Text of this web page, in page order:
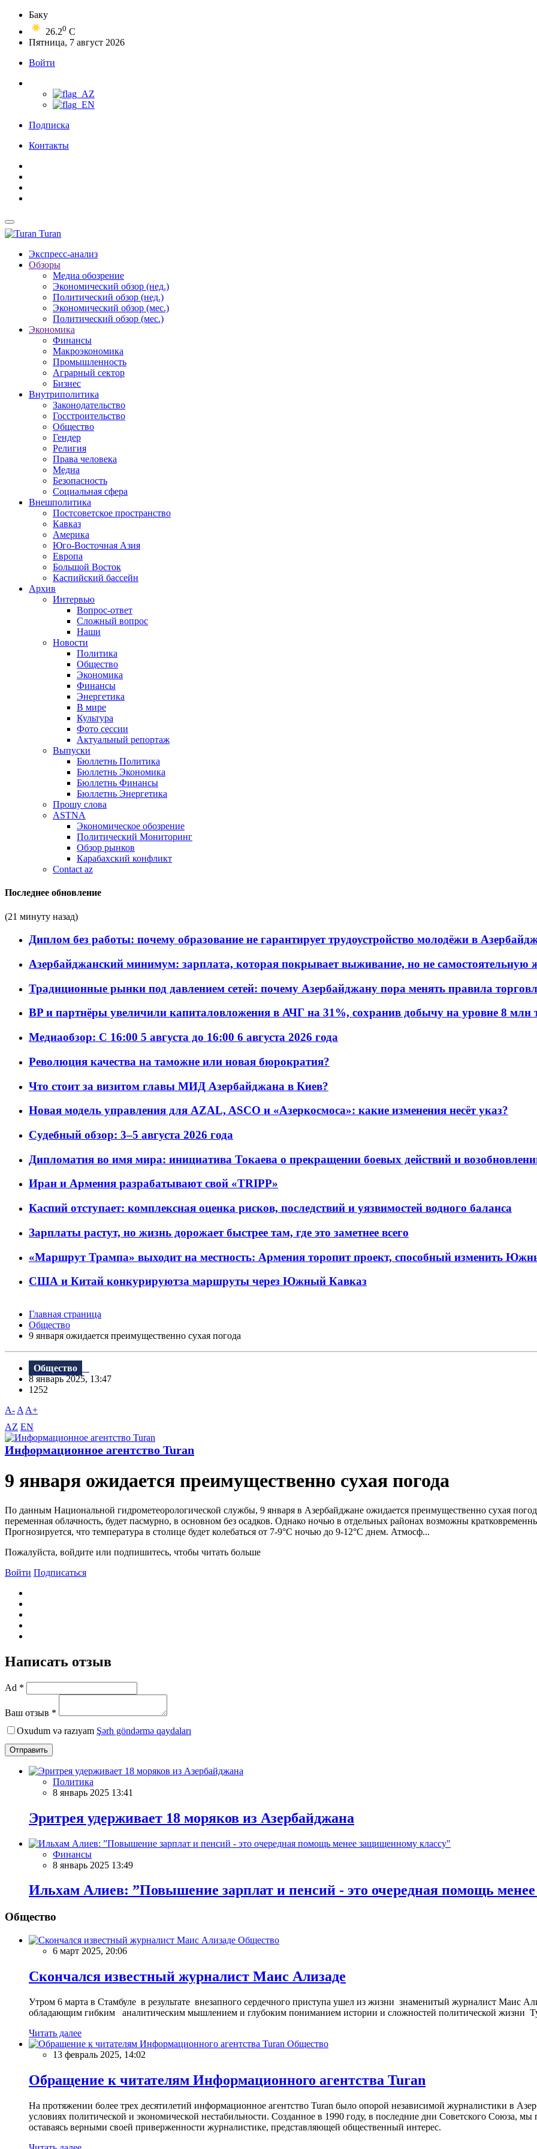
Баку
26.20 C
Пятница, 7 август 2026
Войти
Подписка
Контакты
Turan
Экспресс-анализ
Обзоры
Медиа обозрение
Экономический обзор (нед.)
Политический обзор (нед.)
Экономический обзор (мес.)
Политический обзор (мес.)
Экономика
Финансы
Макроэкономика
Промышленность
Аграрный сектор
Бизнес
Внутриполитика
Законодательство
Госстроительство
Общество
Гендер
Религия
Права человека
Медиа
Безопасность
Социальная сфера
Внешполитика
Постсоветское пространство
Кавказ
Америка
Юго-Восточная Азия
Европа
Большой Восток
Каспийский бассейн
Архив
Интервью
Вопрос-ответ
Сложный вопрос
Наши
Новости
Политика
Общество
Экономика
Финансы
Энергетика
В мире
Культура
Фото сессии
Актуальный репортаж
Выпуски
Бюллетнь Политика
Бюллетнь Экономика
Бюллетнь Финансы
Бюллетнь Энергетика
Прошу слова
ASTNA
Экономическое обозрение
Политический Мониторинг
Обзор рынков
Карабахский конфликт
Contact az
Последнее обновление
(21 минуту назад)
Диплом без работы: почему образование не гарантирует трудоустройство молодёжи в
Азербайджанский минимум: зарплата, которая покрывает выживание, но не самостоятельную
Традиционные рынки под давлением сетей: почему Азербайджану пора менять правила
BP и партнёры увеличили капиталовложения в АЧГ на 31%, сохранив добычу на уровне 8 млн
Медиаобзор: С 16:00 5 августа до 16:00 6 августа 2026 года
Революция качества на таможне или новая бюрократия?
Что стоит за визитом главы МИД Азербайджана в Киев?
Новая модель управления для AZAL, ASCO и «Азеркосмоса»: какие изменения несёт указ?
Судебный обзор: 3–5 августа 2026 года
Дипломатия во имя мира: инициатива Токаева о прекращении боевых действий и
Иран и Армения разрабатывают свой «TRIPP»
Каспий отступает: комплексная оценка рисков, последствий и уязвимостей водного баланса
Зарплаты растут, но жизнь дорожает быстрее там, где это заметнее всего
«Маршрут Трампа» выходит на местность: Армения торопит проект, способный изменить
США и Китай конкурируютза маршруты через Южный Кавказ
Главная страница
Общество
9 января ожидается преимущественно сухая погода
Общество
8 январь 2025, 13:47
1252
A- A A+
AZ EN
Информационное агентство Turan
9 января ожидается преимущественно сухая погода
По данным Национальной гидрометеорологической службы, 9 января в Азербайджане ожидается преимущественно сухая
переменная облачность, будет пасмурно, в основном без осадков. Однако ночью в отдельных районах возможны
Прогнозируется, что температура в столице будет колебаться от 7-9°C ночью до 9-12°C днем. Атмосф...
Пожалуйста, войдите или подпишитесь, чтобы читать больше
Войти Подписаться
Написать отзыв
Ad *
Ваш отзыв *
Oxudum və razıyam Şərh göndərmə qaydaları
Отправить
Политика
8 январь 2025 13:41
Эритрея удерживает 18 моряков из Азербайджана
Финансы
8 январь 2025 13:49
Ильхам Алиев: ”Повышение зарплат и пенсий - это очередная помощь
Общество
Общество
6 март 2025, 20:06
Скончался известный журналист Маис Ализаде
Утром 6 марта в Стамбуле в результате внезапного сердечного приступа ушел из жизни знаменитый журналист Маис
обладающим гибким аналитическим мышлением и глубоким пониманием истории и сложностей политической жизни
Читать далее
Общество
13 февраль 2025, 14:02
Обращение к читателям Информационного агентства Turan
На протяжении более трех десятилетий информационное агентство Turan было опорой независимой журналистики в
условиях политической и экономической нестабильности. Созданное в 1990 году, в последние дни Советского Союза,
оставаясь верными своей приверженности журналистике, представляющей общественный интерес.